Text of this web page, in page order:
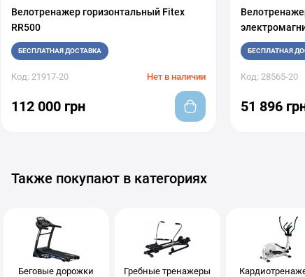
Велотренажер горизонтальный Fitex
RR500
БЕСПЛАТНАЯ ДОСТАВКА
Код: 21917-20 Нет в наличии
112 000 грн
БЕСПЛАТНАЯ
Код: 28565-20
51 896
Также покупают в категориях
Беговые дорожки Гребные тренажеры